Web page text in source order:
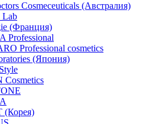
Cosmeceuticals (Австралия)
Lab
(Франция)
Professional
Professional cosmetics
(Япония)
(Корея)